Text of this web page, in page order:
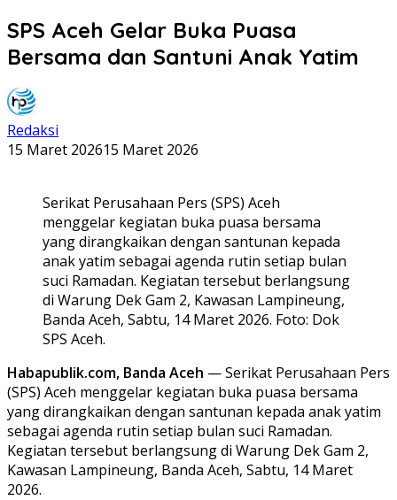
SPS Aceh Gelar Buka Puasa
Bersama dan Santuni Anak Yatim
Redaksi
15 Maret 202615 Maret 2026
Serikat Perusahaan Pers (SPS) Aceh
menggelar kegiatan buka puasa bersama
yang dirangkaikan dengan santunan kepada
anak yatim sebagai agenda rutin setiap bulan
suci Ramadan. Kegiatan tersebut berlangsung
di Warung Dek Gam 2, Kawasan Lampineung,
Banda Aceh, Sabtu, 14 Maret 2026. Foto: Dok
SPS Aceh.
Habapublik.com, Banda Aceh — Serikat Perusahaan Pers
(SPS) Aceh menggelar kegiatan buka puasa bersama
yang dirangkaikan dengan santunan kepada anak yatim
sebagai agenda rutin setiap bulan suci Ramadan.
Kegiatan tersebut berlangsung di Warung Dek Gam 2,
Kawasan Lampineung, Banda Aceh, Sabtu, 14 Maret
2026.